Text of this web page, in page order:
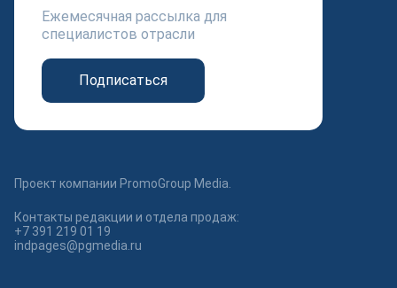
Ежемесячная рассылка для
специалистов отрасли
Подписаться
Проект компании PromoGroup Media.
Контакты редакции и отдела продаж:
+7 391 219 01 19
indpages@pgmedia.ru